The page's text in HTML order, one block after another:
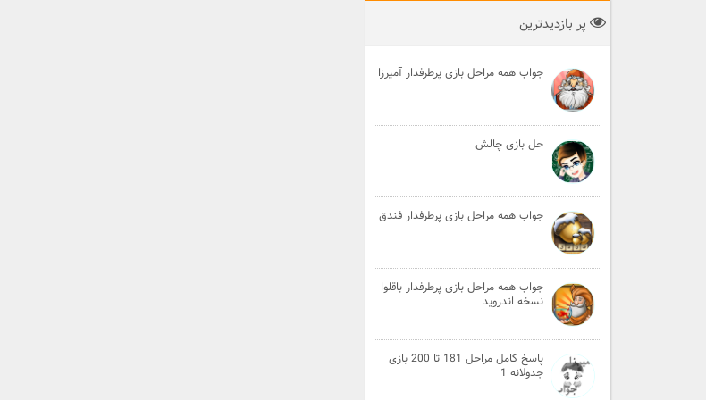
پر بازدیدترین
جواب همه مراحل بازی پرطرفدار آمیرزا
حل بازی چالش
جواب همه مراحل بازی پرطرفدار فندق
جواب همه مراحل بازی پرطرفدار باقلوا
نسخه اندروید
پاسخ کامل مراحل 181 تا 200 بازی
جدولانه 1